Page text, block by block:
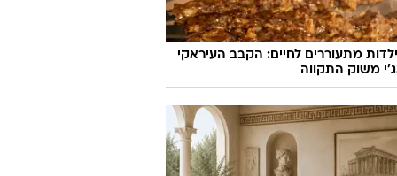
מתעוררים לחיים: הקבב העיראקי
משוק התקווה